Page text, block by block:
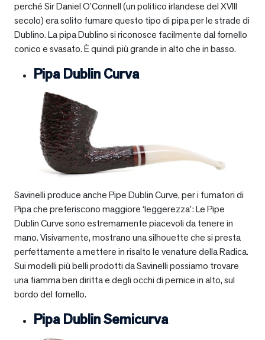
perché Sir Daniel O’Connell (un politico irlandese del XVIII
secolo) era solito fumare questo tipo di pipa per le strade di
Dublino. La pipa Dublino si riconosce facilmente dal fornello
conico e svasato. È quindi più grande in alto che in basso.
Pipa Dublin Curva
Savinelli produce anche Pipe Dublin Curve, per i fumatori di
Pipa che preferiscono maggiore ‘leggerezza’: Le Pipe
Dublin Curve sono estremamente piacevoli da tenere in
mano. Visivamente, mostrano una silhouette che si presta
perfettamente a mettere in risalto le venature della Radica.
Sui modelli più belli prodotti da Savinelli possiamo trovare
una fiamma ben diritta e degli occhi di pernice in alto, sul
bordo del fornello.
Pipa Dublin Semicurva